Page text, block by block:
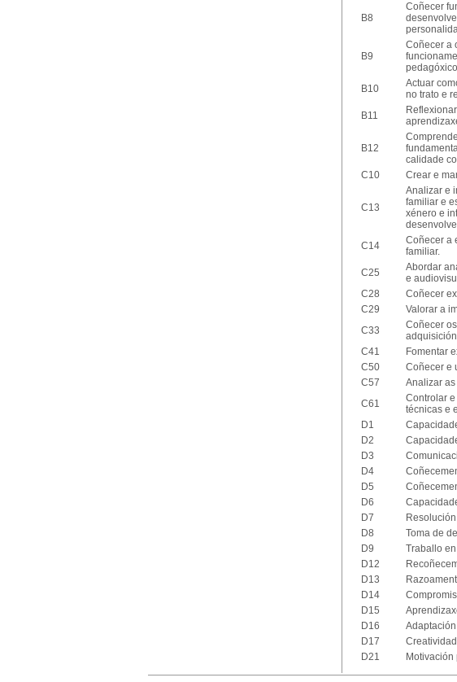
B8
Coñecer
B9
Coñecer a
B10
Actuar
no trato e
B11
B12
calidade
C10
Crear e
C13
Analizar e
familiar e
xénero e
C14
Coñecer a
familiar.
C25
Abordar
e
C28
Coñecer
C29
Valorar a
C33
Coñecer
C41
Fomentar
C50
Coñecer e
C57
Analizar
C61
Controlar
técnicas e
D1
D2
D3
D4
D5
D6
D7
D8
Toma de
D9
Traballo
D12
D13
D14
D15
D16
D17
D21